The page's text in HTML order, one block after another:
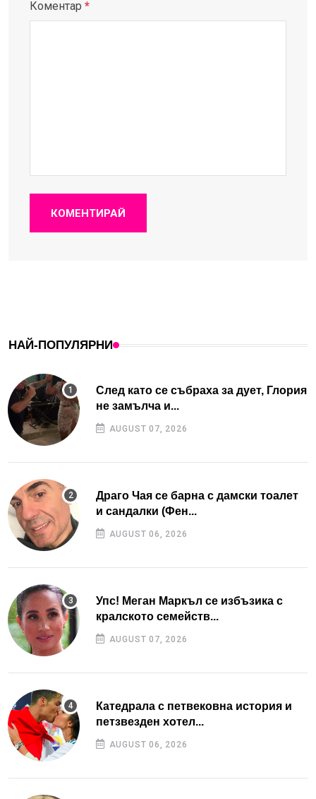
Коментар *
КОМЕНТИРАЙ
НАЙ-ПОПУЛЯРНИ
След като се събраха за дует, Глория
не замълча и...
AUGUST 07, 2026
Драго Чая се барна с дамски тоалет
и сандалки (Фен...
AUGUST 06, 2026
Упс! Меган Маркъл се избъзика с
кралското семейств...
AUGUST 07, 2026
Катедрала с петвековна история и
петзвезден хотел...
AUGUST 06, 2026